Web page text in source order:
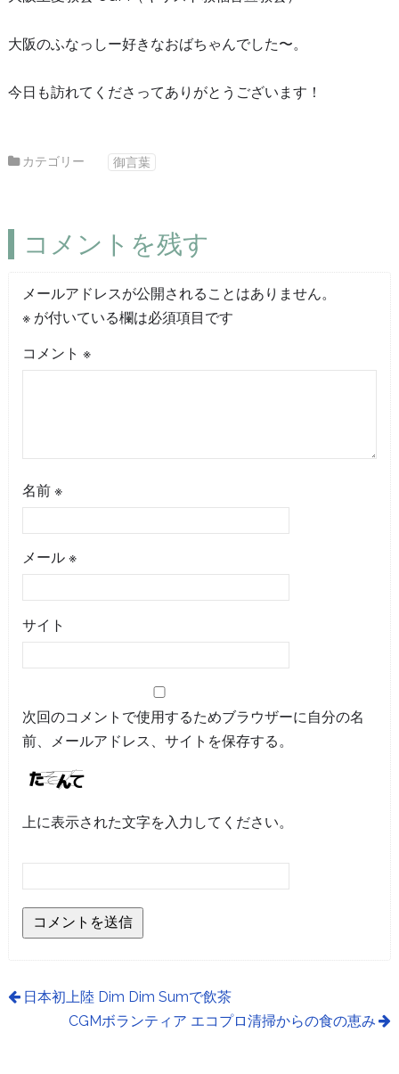
大阪のふなっしー好きなおばちゃんでした〜。
今日も訪れてくださってありがとうございます！
カテゴリー 御言葉
コメントを残す
メールアドレスが公開されることはありません。
※が付いている欄は必須項目です
コメント ※
名前 ※
メール ※
サイト
次回のコメントで使用するためブラウザーに自分の名
前、メールアドレス、サイトを保存する。
上に表示された文字を入力してください。
日本初上陸 Dim Dim Sumで飲茶
CGMボランティア エコプロ清掃からの食の恵み